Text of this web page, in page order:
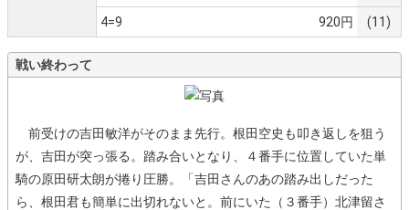
4=9 920円 (11)
戦い終わって
前受けの吉田敏洋がそのまま先行。根田空史も叩き返しを狙う
が、吉田が突っ張る。踏み合いとなり、４番手に位置していた単
騎の原田研太朗が捲り圧勝。「吉田さんのあの踏み出しだった
ら、根田君も簡単に出切れないと。前にいた（３番手）北津留さ